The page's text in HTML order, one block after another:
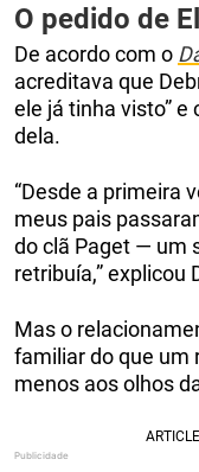
O pedido de
De acordo com o
acreditava que
ele já tinha visto”
dela.
“Desde a primeira
meus pais
do clã Paget — um
retribuía,” explicou
Mas o
familiar do que um
menos aos olhos